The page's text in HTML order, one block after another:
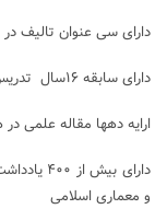
دارای سی عنوان تالیف
دارای سابقه ۱۶سال تدریس در دانشگاه
ارایه دهها مقاله علمی
دارای
و معماری اسلامی